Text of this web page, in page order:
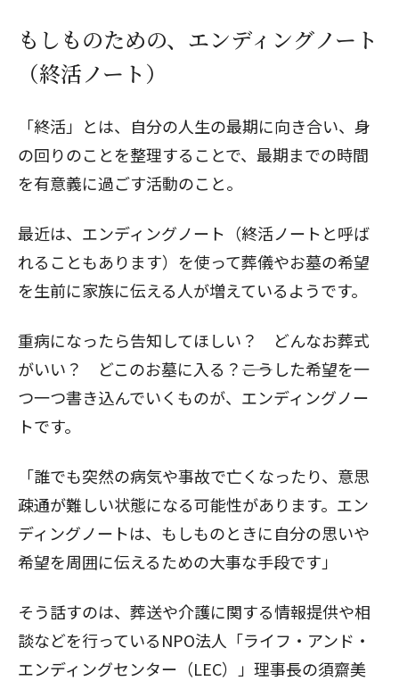
もしものための、エンディングノート
（終活ノート）
「終活」とは、自分の人生の最期に向き合い、身
の回りのことを整理することで、最期までの時間
を有意義に過ごす活動のこと。
最近は、エンディングノート（終活ノートと呼ば
れることもあります）を使って葬儀やお墓の希望
を生前に家族に伝える人が増えているようです。
重病になったら告知してほしい？ どんなお葬式
がいい？ どこのお墓に入る？――こうした希望を一
つ一つ書き込んでいくものが、エンディングノー
トです。
「誰でも突然の病気や事故で亡くなったり、意思
疎通が難しい状態になる可能性があります。エン
ディングノートは、もしものときに自分の思いや
希望を周囲に伝えるための大事な手段です」
そう話すのは、葬送や介護に関する情報提供や相
談などを行っているNPO法人「ライフ・アンド・
エンディングセンター（LEC）」理事長の須齋美